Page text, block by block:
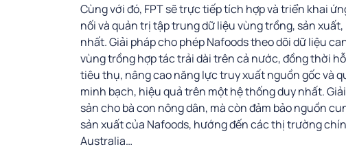
Cùng với đó, FPT sẽ trực tiếp tích hợp và triển khai
nối và quản trị tập trung dữ liệu vùng trồng, sản
nhất. Giải pháp cho phép Nafoods theo dõi dữ liệu
vùng trồng hợp tác trải dài trên cả nước, đồng thời
tiêu thụ, nâng cao năng lực truy xuất nguồn gốc và
minh bạch, hiệu quả trên một hệ thống duy nhất.
sản cho bà con nông dân, mà còn đảm bảo nguồn
sản xuất của Nafoods, hướng đến các thị trường
Australia…